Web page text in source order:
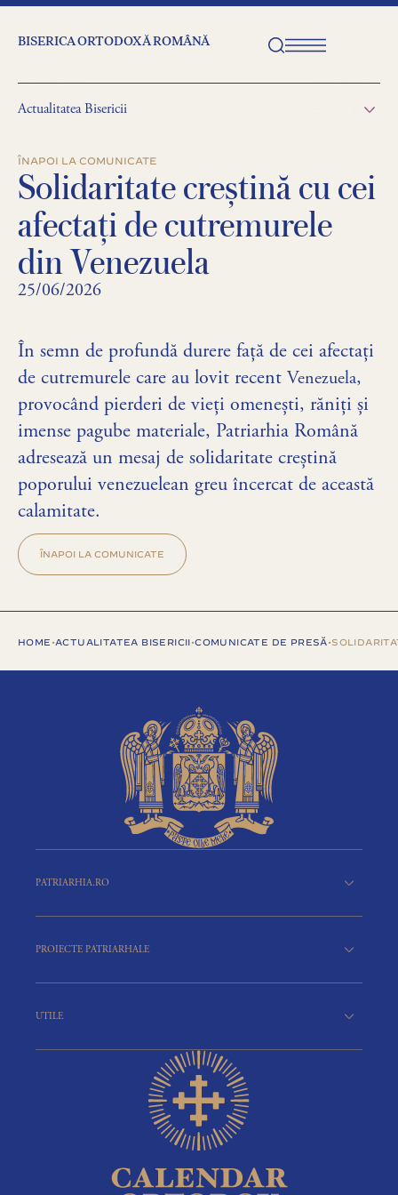
BISERICA ORTODOXĂ ROMÂNĂ
Actualitatea Bisericii
ÎNAPOI LA COMUNICATE
Solidaritate creștină cu cei
afectați de cutremurele
din Venezuela
25/06/2026
În semn de profundă durere față de cei afectați
de cutremurele care au lovit recent Venezuela,
provocând pierderi de vieți omenești, răniți și
imense pagube materiale, Patriarhia Română
adresează un mesaj de solidaritate creștină
poporului venezuelean greu încercat de această
calamitate.
ÎNAPOI LA COMUNICATE
HOME•ACTUALITATEA BISERICII•COMUNICATE DE PRESĂ•
PATRIARHIA.RO
PROIECTE PATRIARHALE
UTILE